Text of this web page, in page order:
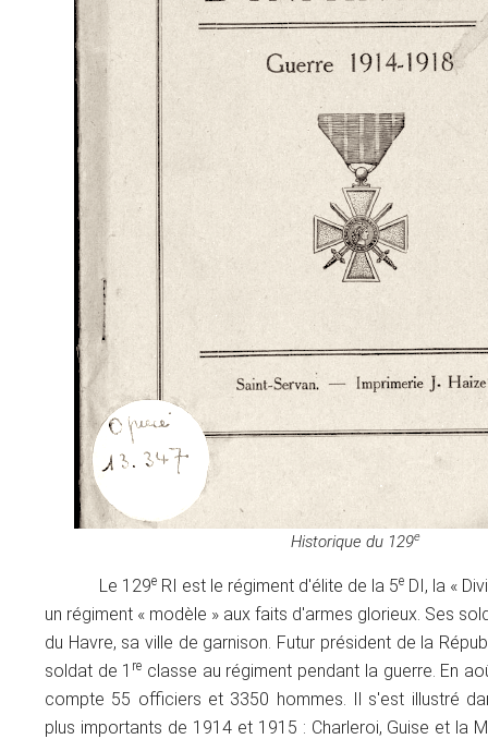
Historique du 129e
Le 129e RI est le régiment d'élite de la 5e DI, la «
un régiment « modèle » aux faits d'armes glorieux. Ses
du Havre, sa ville de garnison. Futur président de la
soldat de 1 re classe au régiment pendant la guerre. En
compte 55 officiers et 3350 hommes. Il s'est illustré
plus importants de 1914 et 1915 : Charleroi, Guise et la